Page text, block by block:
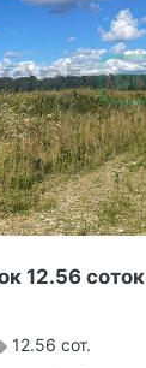
12.56 соток
12.56 сот.